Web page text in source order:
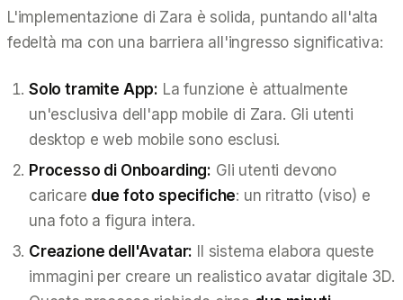
L'implementazione di Zara è solida, puntando all'alta
fedeltà ma con una barriera all'ingresso significativa:
Solo tramite App: La funzione è attualmente
un'esclusiva dell'app mobile di Zara. Gli utenti
desktop e web mobile sono esclusi.
Processo di Onboarding: Gli utenti devono
caricare due foto specifiche: un ritratto (viso) e
una foto a figura intera.
Creazione dell'Avatar: Il sistema elabora queste
immagini per creare un realistico avatar digitale 3D.